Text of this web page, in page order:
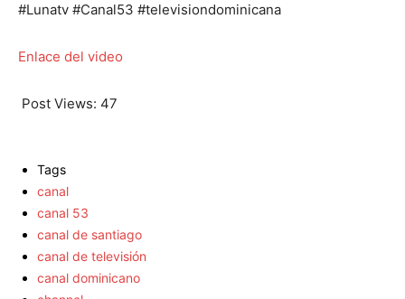
#Lunatv #Canal53 #televisiondominicana
Enlace del video
Post Views: 47
Tags
canal
canal 53
canal de santiago
canal de televisión
canal dominicano